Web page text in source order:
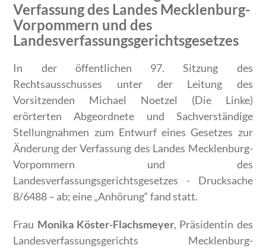
Verfassung des Landes Mecklenburg-
Vorpommern und des
Landesverfassungsgerichtsgesetzes
In der öffentlichen 97. Sitzung des
Rechtsausschusses unter der Leitung des
Vorsitzenden Michael Noetzel (Die Linke)
erörterten Abgeordnete und Sachverständige
Stellungnahmen zum Entwurf eines Gesetzes zur
Änderung der Verfassung des Landes Mecklenburg-
Vorpommern und des
Landesverfassungsgerichtsgesetzes - Drucksache
8/6488 – ab; eine „Anhörung“ fand statt.
Frau Monika Köster-Flachsmeyer, Präsidentin des
Landesverfassungsgerichts Mecklenburg-